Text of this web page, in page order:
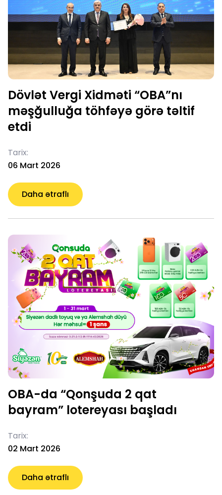
Dövlət Vergi Xidməti “OBA”nı
məşğulluğa töhfəyə görə təltif
etdi
Tarix:
06 Mart 2026
Daha ətraflı
OBA-da “Qonşuda 2 qat
bayram” lotereyası başladı
Tarix:
02 Mart 2026
Daha ətraflı